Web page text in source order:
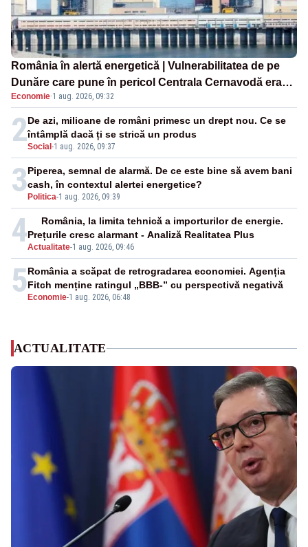
România în alertă energetică | Vulnerabilitatea de pe
Dunăre care pune în pericol Centrala Cernavodă era
cunoscută de pe vremea lui Ceaușescu
Economie·1 aug. 2026, 09:32
2Social -1 aug. 2026, 09:37
De azi, milioane de români primesc un drept nou. Ce se
întâmplă dacă ți se strică un produs
3 Politica-1 aug. 2026, 09:39
Piperea, semnal de alarmă. De ce este bine să avem bani
cash, în contextul alertei energetice?
4Actualitate-1 aug. 2026, 09:46
România, la limita tehnică a importurilor de energie.
Prețurile cresc alarmant - Analiză Realitatea Plus
5 Economie-1 aug. 2026, 06:48
România a scăpat de retrogradarea economiei. Agenția
Fitch menține ratingul „BBB-” cu perspectivă negativă
ACTUALITATE